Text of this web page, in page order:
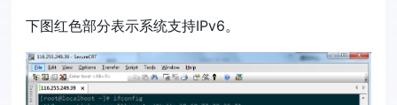
下图红色部分表示系统支持IPv6。